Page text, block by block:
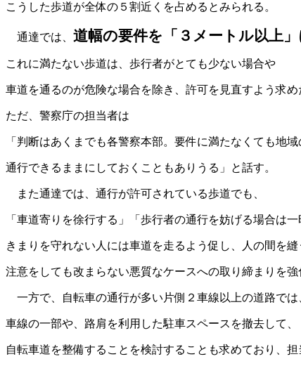
こうした歩道が全体の５割近くを占めるとみられる。
通達では、 道幅の要件を「３メートル以上
これに満たない歩道は、歩行者がとても少ない場合や
車道を通るのが危険な場合を除き、許可を見直すよう求め
ただ、警察庁の担当者は
「判断はあくまでも各警察本部。要件に満たなくても地
通行できるままにしておくこともありうる」と話す。
また通達では、通行が許可されている歩道でも、
「車道寄りを徐行する」「歩行者の通行を妨げる場合は
きまりを守れない人には車道を走るよう促し、人の間を縫
注意をしても改まらない悪質なケースへの取り締まりを強
一方で、自転車の通行が多い片側２車線以上の道路では
車線の一部や、路肩を利用した駐車スペースを撤去して、
自転車道を整備することを検討することも求めており、担